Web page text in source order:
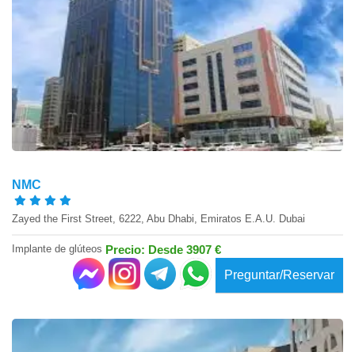
NMC
Zayed the First Street, 6222, Abu Dhabi, Emiratos E.A.U. Dubai
Implante de glúteos Precio: Desde 3907 €
Preguntar/Reservar